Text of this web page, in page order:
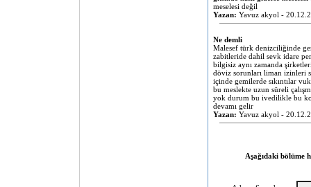
meselesi değil
Yazan: Yavuz akyol -
Ne demli
Malesef türk denizciliğinde
zabitleride dahil sevk idare
bilgisiz aynı zamanda
döviz sorunları liman izinleri
içinde gemilerde sıkıntılar
bu meslekte uzun süreli
yok durum bu ivedilikle bu
devamı gelir
Yazan: Yavuz akyol -
Aşağıdaki bölüme